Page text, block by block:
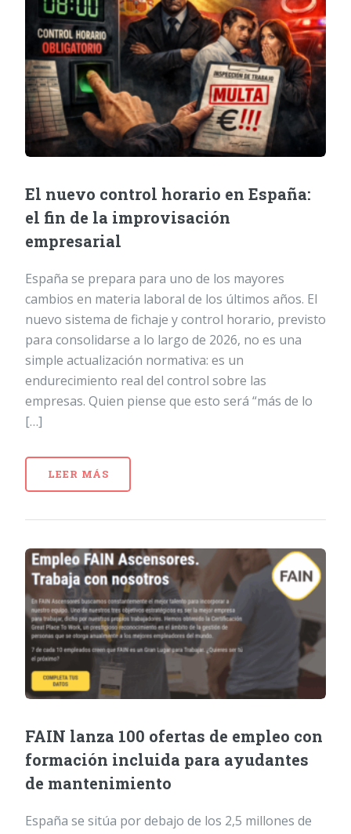
El nuevo control horario en España:
el fin de la improvisación
empresarial
España se prepara para uno de los mayores
cambios en materia laboral de los últimos años. El
nuevo sistema de fichaje y control horario, previsto
para consolidarse a lo largo de 2026, no es una
simple actualización normativa: es un
endurecimiento real del control sobre las
empresas. Quien piense que esto será “más de lo
[…]
LEER MÁS
FAIN lanza 100 ofertas de empleo con
formación incluida para ayudantes
de mantenimiento
España se sitúa por debajo de los 2,5 millones de